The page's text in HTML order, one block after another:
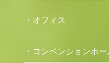
・オフィス
・コンベンションホ